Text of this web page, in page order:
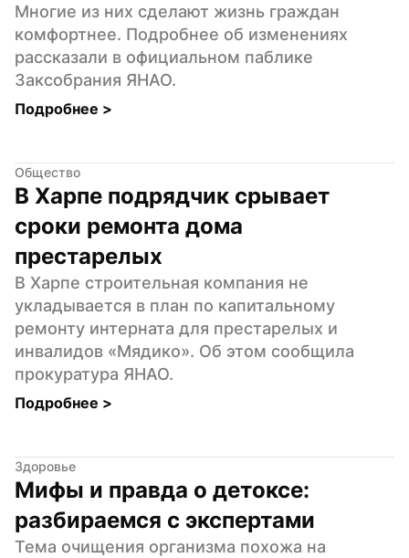
Многие из них сделают жизнь граждан
комфортнее. Подробнее об изменениях
рассказали в официальном паблике
Заксобрания ЯНАО.
Подробнее >
Общество
В Харпе подрядчик срывает
сроки ремонта дома
престарелых
В Харпе строительная компания не
укладывается в план по капитальному
ремонту интерната для престарелых и
инвалидов «Мядико». Об этом сообщила
прокуратура ЯНАО.
Подробнее >
Здоровье
Мифы и правда о детоксе:
разбираемся с экспертами
Тема очищения организма похожа на